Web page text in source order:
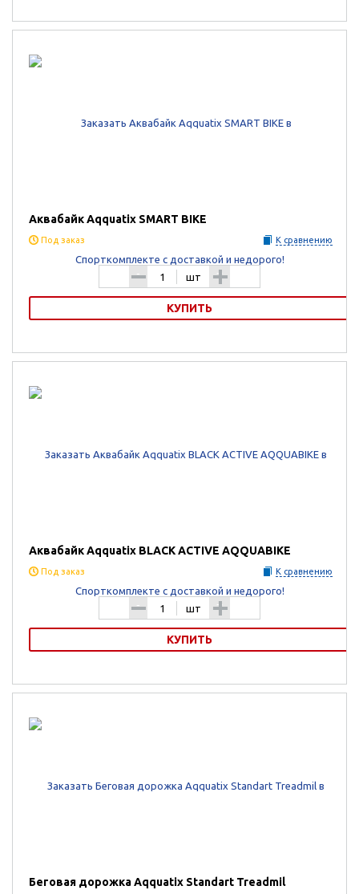
Тренажер Aqquatix Moon Walker 2010 для ходьбы/бега в
Аквабайк Aqquatix SMART BIKE
Под заказ К сравнению
- шт +
КУПИТЬ
Аквабайк Aqquatix SMART BIKE
Аквабайк Aqquatix BLACK ACTIVE AQQUABIKE
Под заказ К сравнению
- шт +
КУПИТЬ
Аквабайк Aqquatix BLACK ACTIVE AQQUABIKE
Беговая дорожка Aqquatix Standart Treadmil